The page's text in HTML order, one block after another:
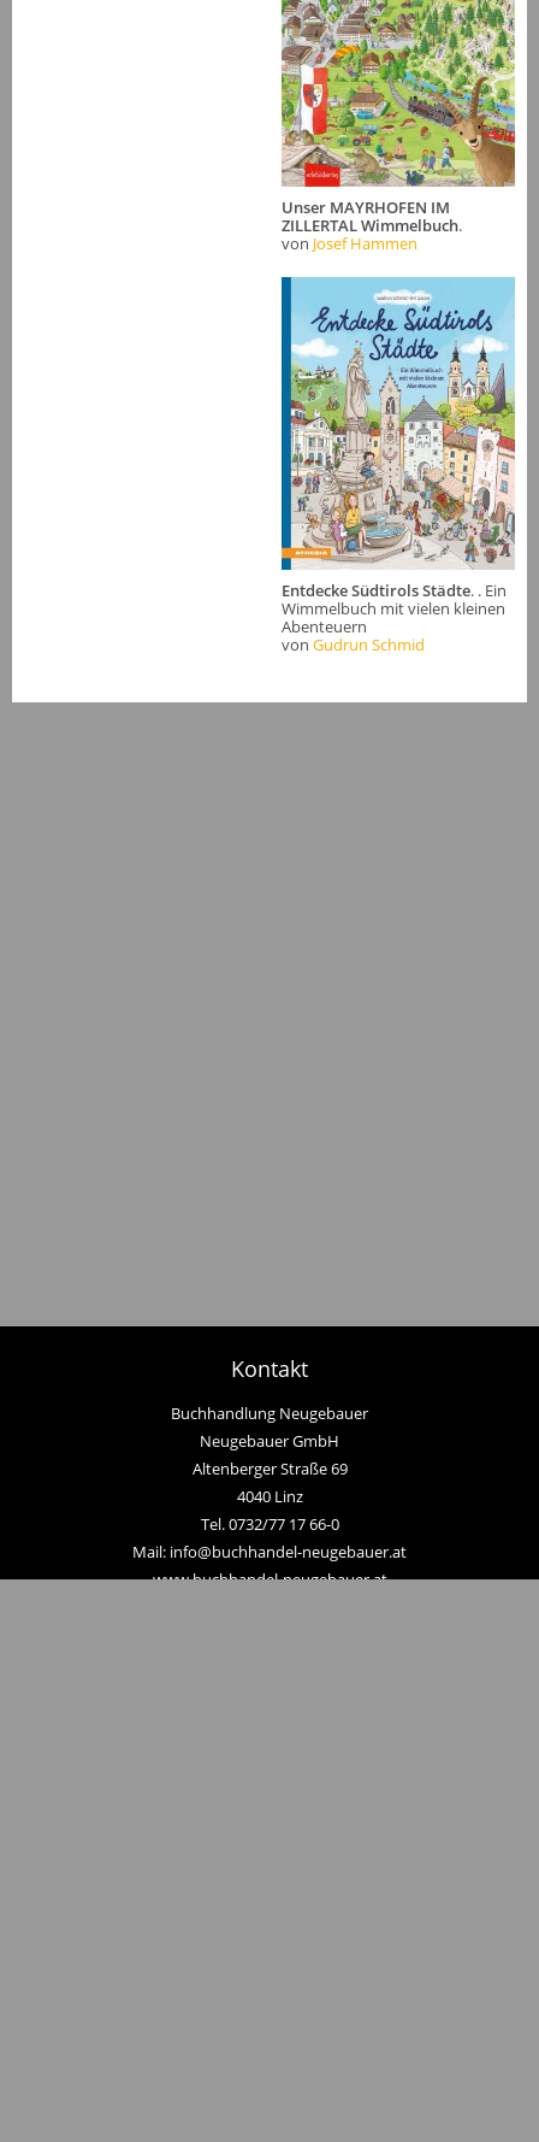
Unser MAYRHOFEN IM
ZILLERTAL Wimmelbuch.
von Josef Hammen
Entdecke Südtirols Städte. . Ein
Wimmelbuch mit vielen kleinen
Abenteuern
von Gudrun Schmid
Kontakt
Buchhandlung Neugebauer
Neugebauer GmbH
Altenberger Straße 69
4040 Linz
Tel. 0732/77 17 66-0
Mail: info@buchhandel-neugebauer.at
www.buchhandel-neugebauer.at